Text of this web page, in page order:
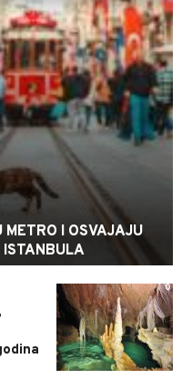
METRO I OSVAJAJU
ISTANBULA
0